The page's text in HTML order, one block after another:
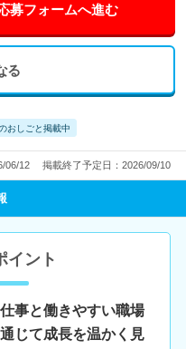
募フォームへ進む
る
おしごと掲載中
06/12 掲載終了予定日：2026/09/10
イント
事と働きやすい職場
じて成長を温かく見